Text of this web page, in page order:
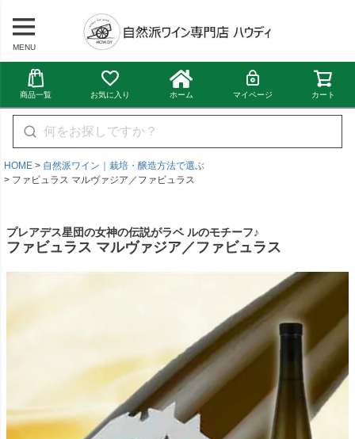
MENU
商品一覧 お気に入り ホーム マイページ カート
HOME
自然派ワイン｜栽培・醸造方法で選ぶ
ファビュラス マルヴァジア／ファビュラス
プレアデス星団の女神の伝説がラベ ルのモチーフ♪
ファビュラス マルヴァジア／ファビュラス